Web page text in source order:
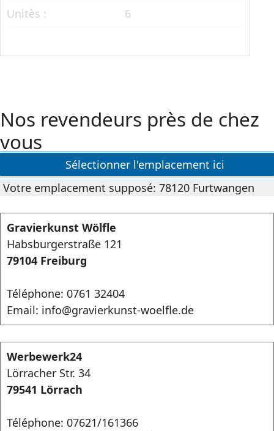
Unitès :
6
Nos revendeurs près de chez
vous
Sélectionner l'emplacement ici
Votre emplacement supposé: 78120 Furtwangen
Gravierkunst Wölfle
Habsburgerstraße 121
79104 Freiburg
Téléphone: 0761 32404
Email: info@gravierkunst-woelfle.de
Werbewerk24
Lörracher Str. 34
79541 Lörrach
Téléphone: 07621/161366